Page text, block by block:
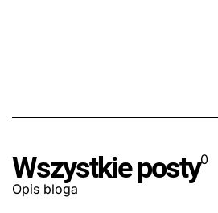
Wszystkie posty0
Opis bloga